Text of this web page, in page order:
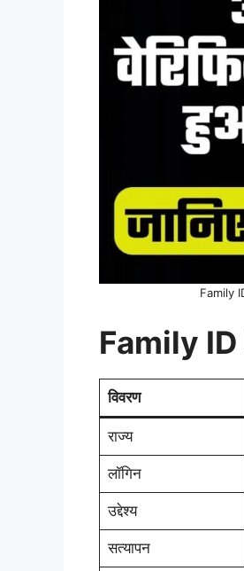
Family
Family
विवरण
राज्य
लॉगिन
उद्देश्य
सत्यापन